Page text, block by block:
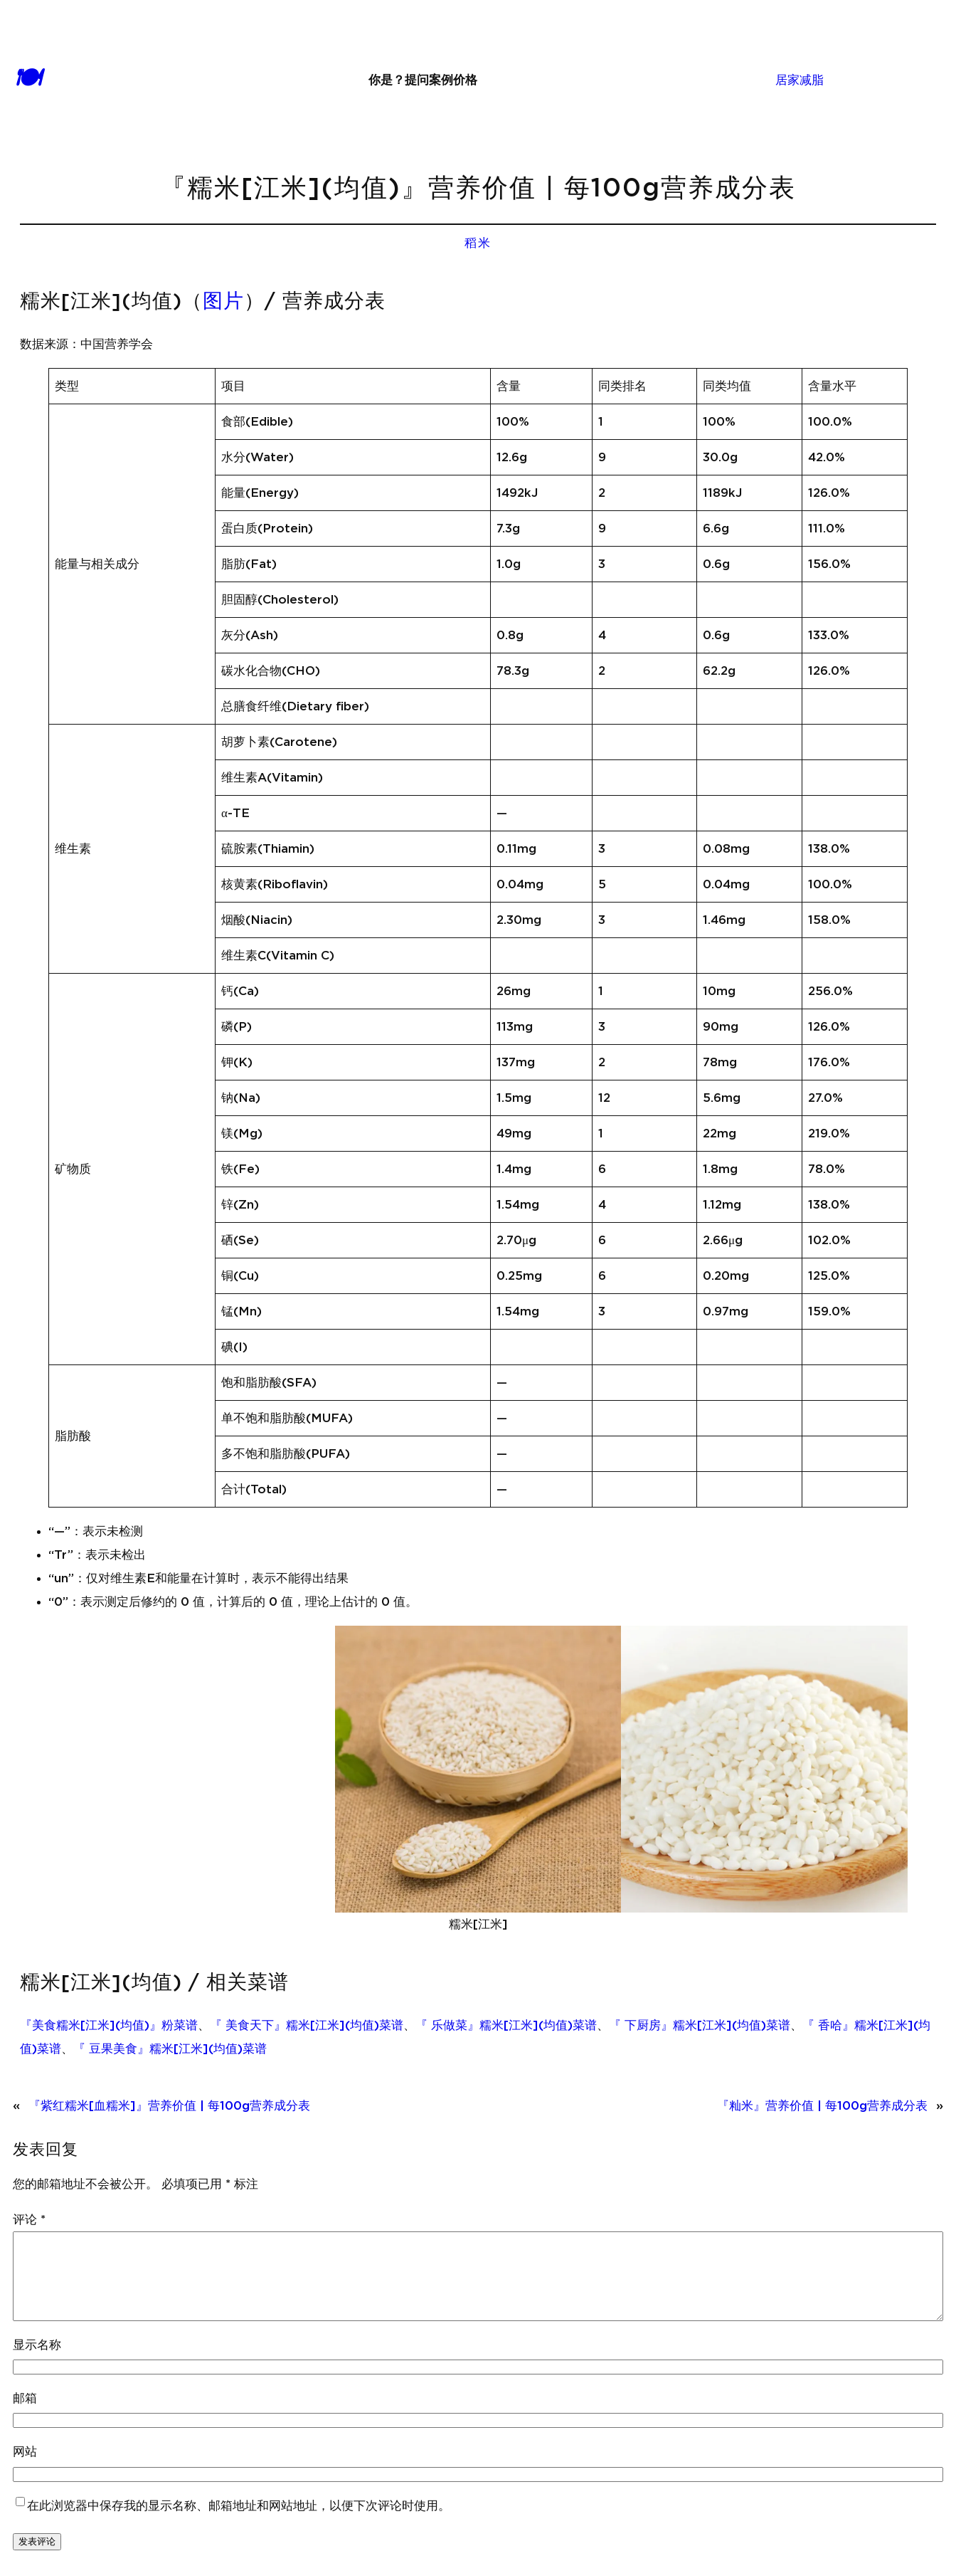
🍽 你是？ 提问案例价格 居家减脂
『糯米[江米](均值)』营养价值 | 每100g营养成分表
稻米
糯米[江米](均值)（ 图片 ）/ 营养成分表
数据来源：中国营养学会
类型 项目 含量 同类排名 同类均值 含量水平
能量与相关成分
食部(Edible) 100% 1 100% 100.0%
水分(Water) 12.6g 9 30.0g 42.0%
能量(Energy) 1492kJ 2 1189kJ 126.0%
蛋白质(Protein) 7.3g 9 6.6g 111.0%
脂肪(Fat) 1.0g 3 0.6g 156.0%
胆固醇(Cholesterol)
灰分(Ash) 0.8g 4 0.6g 133.0%
碳水化合物(CHO) 78.3g 2 62.2g 126.0%
总膳食纤维(Dietary fiber)
维生素
胡萝卜素(Carotene)
维生素A(Vitamin)
α-TE —
硫胺素(Thiamin) 0.11mg 3 0.08mg 138.0%
核黄素(Riboflavin) 0.04mg 5 0.04mg 100.0%
烟酸(Niacin) 2.30mg 3 1.46mg 158.0%
维生素C(Vitamin C)
矿物质
钙(Ca) 26mg 1 10mg 256.0%
磷(P) 113mg 3 90mg 126.0%
钾(K) 137mg 2 78mg 176.0%
钠(Na) 1.5mg 12 5.6mg 27.0%
镁(Mg) 49mg 1 22mg 219.0%
铁(Fe) 1.4mg 6 1.8mg 78.0%
锌(Zn) 1.54mg 4 1.12mg 138.0%
硒(Se) 2.70μg 6 2.66μg 102.0%
铜(Cu) 0.25mg 6 0.20mg 125.0%
锰(Mn) 1.54mg 3 0.97mg 159.0%
碘(I)
脂肪酸
饱和脂肪酸(SFA) —
单不饱和脂肪酸(MUFA) —
多不饱和脂肪酸(PUFA) —
合计(Total) —
“—”：表示未检测
“Tr”：表示未检出
“un”：仅对维生素E和能量在计算时，表示不能得出结果
“0”：表示测定后修约的 0 值，计算后的 0 值，理论上估计的 0 值。
糯米[江米]
糯米[江米](均值) / 相关菜谱
『美食糯米[江米](均值)』粉菜谱、 『 美食天下』糯米[江米](均值)菜谱、 『 乐做菜』糯米[江米](均值)菜谱、 『 下厨房』糯米[江米](均值)菜谱、
『 香哈』糯米[江米](均
值)菜谱、 『 豆果美食』糯米[江米](均值)菜谱
« 『紫红糯米[血糯米]』营养价值 | 每100g营养成分表 『籼米』营养价值 | 每100g营养成分表 »
发表回复
您的邮箱地址不会被公开。 必填项已用 * 标注
评论 *
显示名称
邮箱
网站
在此浏览器中保存我的显示名称、邮箱地址和网站地址，以便下次评论时使用。